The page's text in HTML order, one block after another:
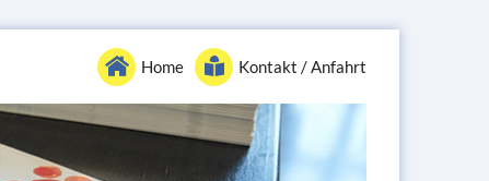
Home Kontakt / Anfahrt